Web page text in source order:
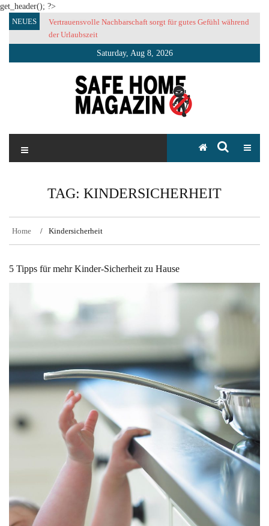
get_header(); ?>
Skip
content
NEUES
Vertrauensvolle Nachbarschaft sorgt für gutes Gefühl während
der Urlaubszeit
Saturday, Aug 8, 2026
SAFE HOME Magazin
TAG: KINDERSICHERHEIT
Home Kindersicherheit
5 Tipps für mehr Kinder-Sicherheit zu Hause